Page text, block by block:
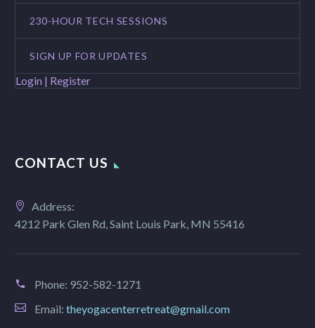
230-HOUR TECH SESSIONS
SIGN UP FOR UPDATES
Login | Register
CONTACT US
Address:
4212 Park Glen Rd, Saint Louis Park, MN 55416
Phone: 952-582-1271
Email: theyogacenterretreat@gmail.com